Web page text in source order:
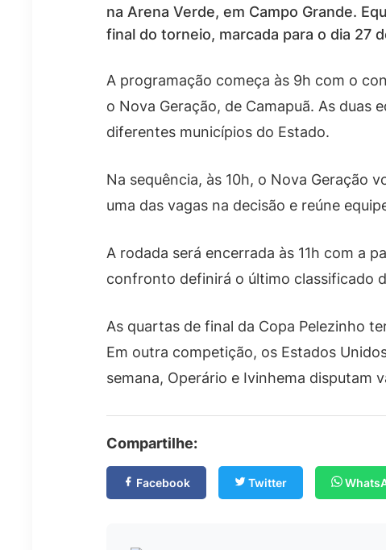
na Arena Verde, em Campo Grande.
final do torneio, marcada para o dia 27
A programação começa às 9h com o
o Nova Geração, de Camapuã. As duas
diferentes municípios do Estado.
Na sequência, às 10h, o Nova Geração
uma das vagas na decisão e reúne
A rodada será encerrada às 11h com a
confronto definirá o último classificado
As quartas de final da Copa Pelezinho
Em outra competição, os Estados
semana, Operário e Ivinhema disputam
Compartilhe:
Facebook Twitter